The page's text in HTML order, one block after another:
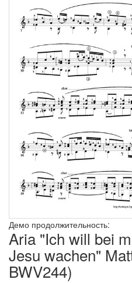
Демо продолжительность:
Aria "Ich will bei
Jesu wachen"
BWV244)